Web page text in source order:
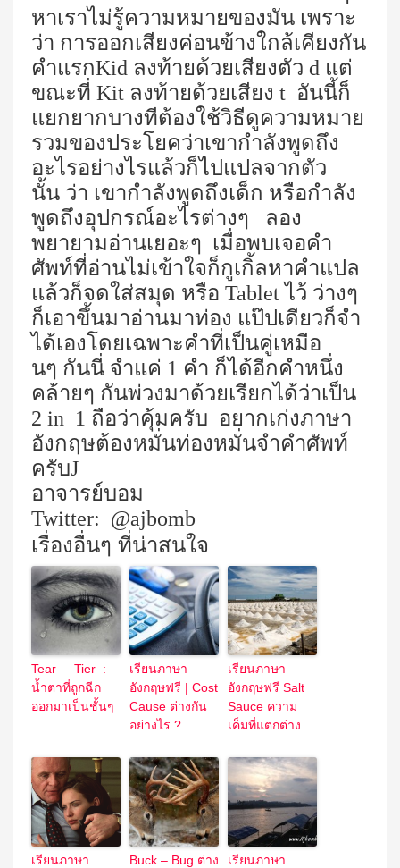
หาเราไม่รู้ความหมายของมัน เพราะ
ว่า การออกเสียงค่อนข้างใกล้เคียงกัน
คำแรกKid ลงท้ายด้วยเสียงตัว d แต่
ขณะที่ Kit ลงท้ายด้วยเสียง t อันนี้ก็
แยกยากบางทีต้องใช้วิธีดูความหมาย
รวมของประโยคว่าเขากำลังพูดถึง
อะไรอย่างไรแล้วก็ไปแปลจากตัว
นั้น ว่า เขากำลังพูดถึงเด็ก หรือกำลัง
พูดถึงอุปกรณ์อะไรต่างๆ
ลอง
พยายามอ่านเยอะๆ เมื่อพบเจอคำ
ศัพท์ที่อ่านไม่เข้าใจก็กูเกิ้ลหาคำแปล
แล้วก็จดใส่สมุด หรือ Tabletไว้ ว่างๆ
ก็เอาขึ้นมาอ่านมาท่อง แป๊ปเดียวก็จำ
ได้เองโดยเฉพาะคำที่เป็นคู่เหมือ
นๆ กันนี่ จำแค่ 1 คำ ก็ได้อีกคำหนึ่ง
คล้ายๆ กันพ่วงมาด้วยเรียกได้ว่าเป็น
2 in 1 ถือว่าคุ้มครับ อยากเก่งภาษา
อังกฤษต้องหมั่นท่องหมั่นจำคำศัพท์
ครับJ
อาจารย์บอม
Twitter: @ajbomb
เรื่องอื่นๆ ที่น่าสนใจ
Tear – Tier :
น้ำตาที่ถูกฉีก
ออกมาเป็นชั้นๆ
เรียนภาษา
อังกฤษฟรี | Cost
Cause ต่างกัน
อย่างไร ?
เรียนภาษา
อังกฤษฟรี Salt
Sauce ความ
เค็มที่แตกต่าง
เรียนภาษา
Buck – Bug ต่าง
เรียนภาษา